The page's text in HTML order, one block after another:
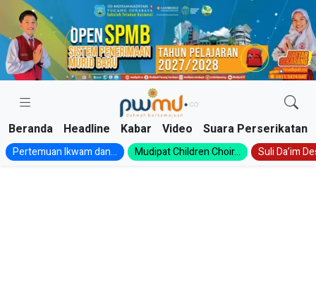
Skip
content
Beranda Headline Kabar Video Suara Perserikatan
Pertemuan Ikwam dan... Mudipat Children Choir... Suli Da’im